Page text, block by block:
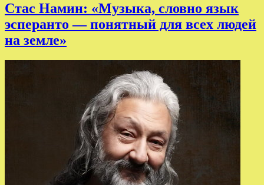
Стас Намин: «Музыка, словно язык
эсперанто — понятный для всех людей
на земле»